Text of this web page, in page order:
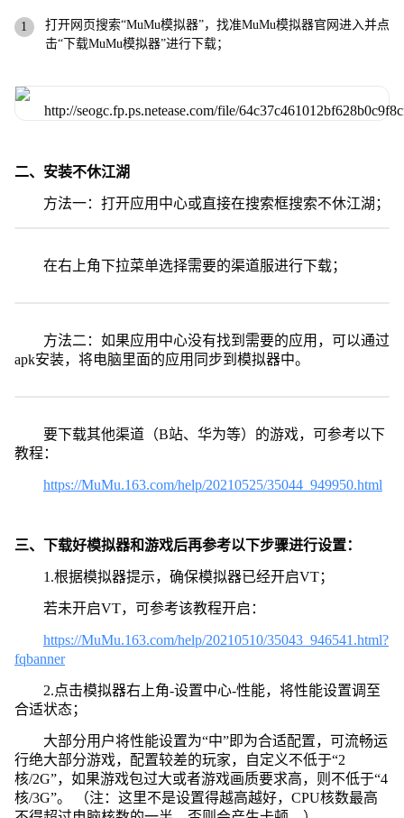
打开网页搜索“MuMu模拟器”，找准MuMu模拟器官网进入并点
击“下载MuMu模拟器”进行下载；
二、安装不休江湖
方法一：打开应用中心或直接在搜索框搜索不休江湖；
在右上角下拉菜单选择需要的渠道服进行下载；
方法二：如果应用中心没有找到需要的应用，可以通过
apk安装，将电脑里面的应用同步到模拟器中。
要下载其他渠道（B站、华为等）的游戏，可参考以下
教程：
https://MuMu.163.com/help/20210525/35044_949950.html
三、下载好模拟器和游戏后再参考以下步骤进行设置：
1.根据模拟器提示，确保模拟器已经开启VT；
若未开启VT，可参考该教程开启：
https://MuMu.163.com/help/20210510/35043_946541.html?
fqbanner
2.点击模拟器右上角-设置中心-性能，将性能设置调至
合适状态；
大部分用户将性能设置为“中”即为合适配置，可流畅运
行绝大部分游戏，配置较差的玩家，自定义不低于“2
核/2G”，如果游戏包过大或者游戏画质要求高，则不低于“4
核/3G”。 （注：这里不是设置得越高越好，CPU核数最高